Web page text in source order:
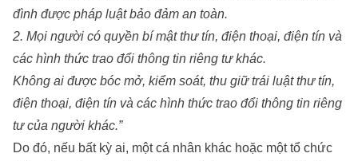
đình được pháp luật bảo đảm an toàn.
2. Mọi người có quyền bí mật thư tín, điện thoại, điện tín và
các hình thức trao đổi thông tin riêng tư khác.
Không ai được bóc mở, kiểm soát, thu giữ trái luật thư tín,
điện thoại, điện tín và các hình thức trao đổi thông tin riêng
tư của người khác.”
Do đó, nếu bất kỳ ai, một cá nhân khác hoặc một tổ chức